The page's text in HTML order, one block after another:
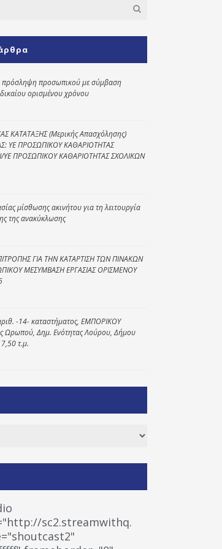
σπίτι”
πρόσληψη προσωπικού με σύμβαση
ορισμένου χρόνου
ΚΑΤΑΤΑΞΗΣ (Μερικής Απασχόλησης)
ΥΕ ΠΡΟΣΩΠΙΚΟΥ ΚΑΘΑΡΙΟΤΗΤΑΣ
ΠΡΟΣΩΠΙΚΟΥ ΚΑΘΑΡΙΟΤΗΤΑΣ ΣΧΟΛΙΚΩΝ
μίσθωσης ακινήτου για τη λειτουργία
της ανακύκλωσης
ΓΙΑ ΤΗΝ ΚΑΤΑΡΤΙΣΗ ΤΩΝ ΠΙΝΑΚΩΝ
ΜΕΣΥΜΒΑΣΗ ΕΡΓΑΣΙΑΣ ΟΡΙΣΜΕΝΟΥ
-14- καταστήματος, ΕΜΠΟΡΙΚΟΥ
Ωρωπού, Δημ. Ενότητας Λούρου, Δήμου
τ.μ.
sc2.streamwithq.com:8028/